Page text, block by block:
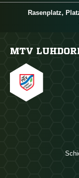
Rasenplatz,
MTV